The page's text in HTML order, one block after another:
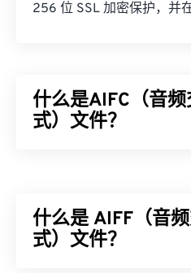
256 位 SSL 加密保护，并
什么是AIFC（音
式）文件？
互换，即使以“C”结尾的扩
什么是 AIFF（音
式）文件？